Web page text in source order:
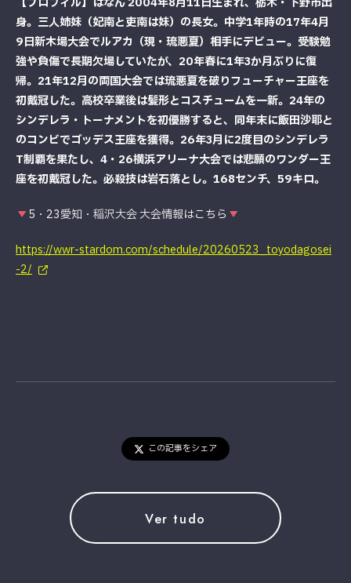
身。三人姉妹（妃南と吏南は妹）の長女。中学1年時の17年4月
9日新木場大会でルアカ（現・琉悪夏）相手にデビュー。受験勉
強や負傷で長期欠場していたが、20年春に1年3か月ぶりに復
帰。21年12月の両国大会では琉悪夏を破りフューチャー王座を
初戴冠した。高校卒業後は髪形とコスチュームを一新。24年の
シンデレラ・トーナメントを初優勝すると、同年末に飯田沙耶と
のコンビでゴッデス王座を獲得。26年3月に2度目のシンデレラ
T制覇を果たし、4・26横浜アリーナ大会では悲願のワンダー王
座を初戴冠した。必殺技は岩石落とし。168センチ、59キロ。
5・23愛知・稲沢大会 大会情報はこちら
https://wwr-stardom.com/schedule/20260523_toyodagosei
-2/
この記事をシェア
Ver tudo